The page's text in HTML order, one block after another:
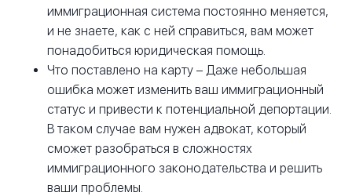
иммиграционная система постоянно меняется,
и не знаете, как с ней справиться, вам может
понадобиться юридическая помощь.
Что поставлено на карту – Даже небольшая
ошибка может изменить ваш иммиграционный
статус и привести к потенциальной депортации.
В таком случае вам нужен адвокат, который
сможет разобраться в сложностях
иммиграционного законодательства и решить
ваши проблемы.